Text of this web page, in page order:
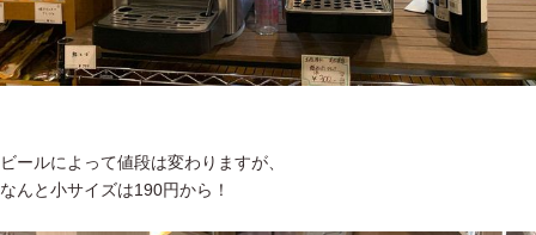
ビールによって値段は変わりますが、
なんと小サイズは190円から！